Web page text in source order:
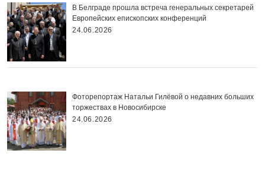
В Белграде прошла встреча генеральных секретарей
Европейских епископских конференций
24.06.2026
Фоторепортаж Натальи Гилёвой о недавних больших
торжествах в Новосибирске
24.06.2026